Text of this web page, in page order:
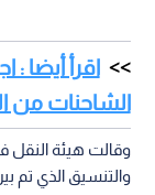
اقرأ أيضا
الشاحنات من
وقالت هيئة النقل
والتنسيق الذي تم